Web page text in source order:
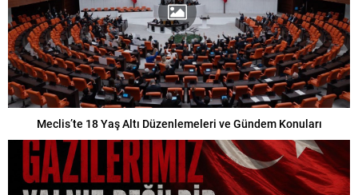
Meclis’te 18 Yaş Altı Düzenlemeleri ve Gündem Konuları